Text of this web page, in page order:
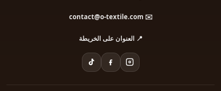
✉️ contact@o-textile.com
📍 العنوان على الخريطة